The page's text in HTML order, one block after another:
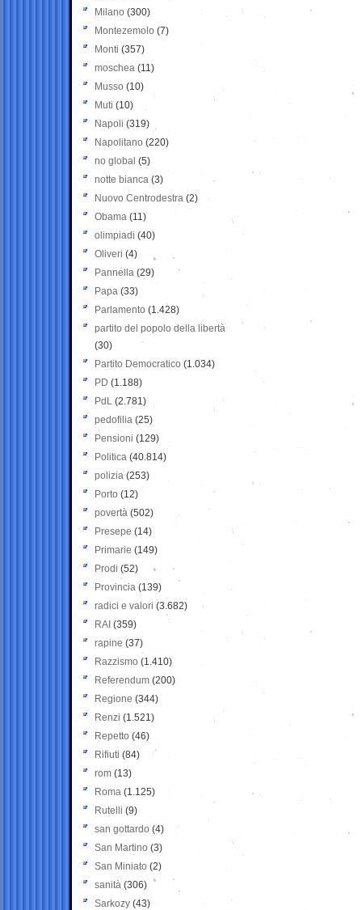
Milano (300)
Montezemolo (7)
Monti (357)
moschea (11)
Musso (10)
Muti (10)
Napoli (319)
Napolitano (220)
no global (5)
notte bianca (3)
Nuovo Centrodestra (2)
Obama (11)
olimpiadi (40)
Oliveri (4)
Pannella (29)
Papa (33)
Parlamento (1.428)
partito del popolo della libertà
(30)
Partito Democratico (1.034)
PD (1.188)
PdL (2.781)
pedofilia (25)
Pensioni (129)
Politica (40.814)
polizia (253)
Porto (12)
povertà (502)
Presepe (14)
Primarie (149)
Prodi (52)
Provincia (139)
radici e valori (3.682)
RAI (359)
rapine (37)
Razzismo (1.410)
Referendum (200)
Regione (344)
Renzi (1.521)
Repetto (46)
Rifiuti (84)
rom (13)
Roma (1.125)
Rutelli (9)
san gottardo (4)
San Martino (3)
San Miniato (2)
sanità (306)
Sarkozy (43)